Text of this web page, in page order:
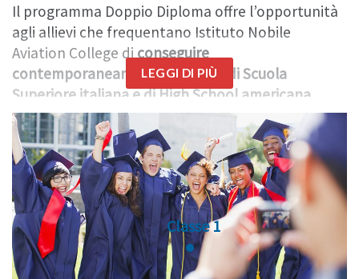
Il programma Doppio Diploma offre l’opportunità
agli allievi che frequentano Istituto Nobile
Aviation College diconseguire
contemporaneamente i Diplomi di Scuola
Superiore italiana e di High School americana
seguendo le attività online di una delle più
rinomate High School degli Stati Uniti per la
qualità dell’istruzione (classificata “ranking A”).
Il percorso permette ai ragazzi di immergersi nello
stile e nella cultura americana, imparare a
comunicare facilmente con tutti e migliorare le
proprie conoscenze. Gran parte del programma in
italiano sarà convalidato e occorrerà
LEGGI DI PIÙ
Classe 1